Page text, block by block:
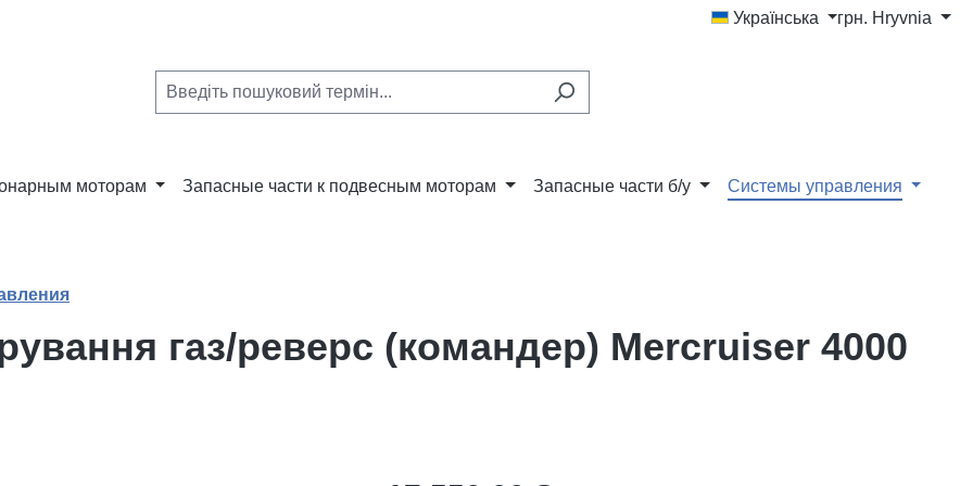
Українська грн. Hryvnia
моторам Запасные части к подвесным моторам Запасные части б/у Системы управления
газ/реверс (командер) Mercruiser 4000